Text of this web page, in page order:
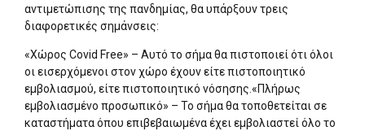
αντιμετώπισης της πανδημίας, θα υπάρξουν τρεις
διαφορετικές σημάνσεις:
«Χώρος Covid Free» – Αυτό το σήμα θα πιστοποιεί ότι όλοι
οι εισερχόμενοι στον χώρο έχουν είτε πιστοποιητικό
εμβολιασμού, είτε πιστοποιητικό νόσησης.«Πλήρως
εμβολιασμένο προσωπικό» – Το σήμα θα τοποθετείται σε
καταστήματα όπου επιβεβαιωμένα έχει εμβολιαστεί όλο το